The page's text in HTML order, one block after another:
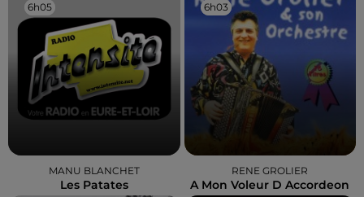
6h05
6h05
MANU BLANCHET
Les Patates
6h03
6h03
RENE GROLIER
A Mon Voleur D Accordeon